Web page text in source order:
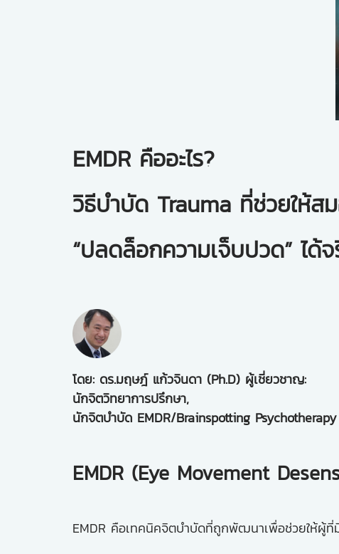
EMDR คืออะไร?
วิธีบำบัด Trauma ที่ช่วยให้ส
“ปลดล็อกความเจ็บปวด” ได้
โดย: ดร.มฤษฎ์ แก้วจินดา (Ph.D) ผู้เชี่ยวชาญ:
นักจิตวิทยาการปรึกษา,
นักจิตบำบัด EMDR/Brainspotting Psychotherapy
EMDR (Eye Movement
EMDR คือเทคนิคจิตบำบัดที่ถูกพัฒนาเพื่อช่วยให้ผู้ที่